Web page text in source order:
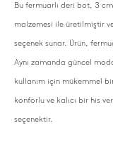
Bu fermuarlı deri bot, 3
malzemesi ile üretilmiştir
seçenek sunar. Ürün,
Aynı zamanda güncel
kullanım için mükemmel
konforlu ve kalıcı bir his
seçenektir.